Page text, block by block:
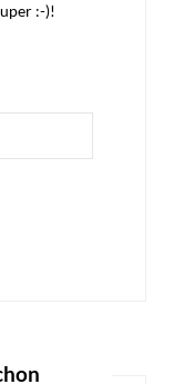
:-)!